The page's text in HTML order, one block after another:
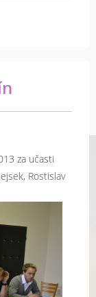
za učasti
Rostislav